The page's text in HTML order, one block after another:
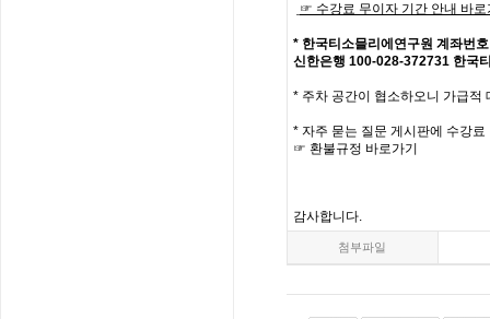
☞ 수강료 무이자 기간 안내 바로
* 한국티소믈리에연구원 계좌번호
신한은행 100-028-372731 한국
* 주차 공간이 협소하오니 가급적
* 자주 묻는 질문 게시판에 수강료
☞ 환불규정 바로가기
감사합니다.
첨부파일